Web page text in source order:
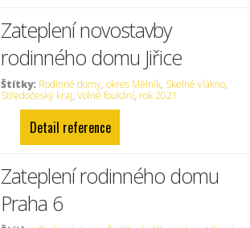
Zateplení novostavby
rodinného domu Jiřice
Štítky: Rodinné domy,okres Mělník, Skelné vlákno,
Středočeský kraj,Volné foukání, rok 2021
Detail reference
Zateplení rodinného domu
Praha 6